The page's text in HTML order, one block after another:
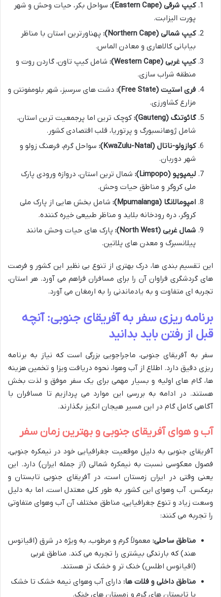
کیپ شرقی (Eastern Cape):
سواحل بکر، حیات وحش و شهر
پورت الیزابت.
کیپ شمالی (Northern Cape):
پهناورترین استان با مناظر
بیابانی کالاهاری و معادن الماس.
کیپ غربی (Western Cape):
شامل کیپ تاون، گاردن روت و
منطقه شراب سازی.
فری استیت (Free State):
دشت های سرسبز، شهر بلومفونتن و
مزارع کشاورزی.
گائوتنگ (Gauteng):
کوچک ترین اما پرجمعیت ترین استان،
شامل ژوهانسبورگ و پرتوریا، قلب اقتصادی کشور.
کوازولو-ناتال (KwaZulu-Natal):
سواحل گرم، فرهنگ زولو و
شهر دوربان.
لیمپوپو (Limpopo):
شمال ترین استان، دروازه ورودی پارک
ملی کروگر و مناطق حیات وحش.
امپومالانگا (Mpumalanga):
شامل بخش هایی از پارک ملی
کروگر، دره رودخانه بلاید و مناظر طبیعی خیره کننده.
شمال غربی (North West):
پارک های حیات وحش مانند
پیلانسبرگ و معدن های پلاتین.
این تقسیم بندی ها، درک بهتری از تنوع بی نظیر این کشور و فرصت
های گردشگری فراوان آن را برای مسافران فراهم می آورد. هر استان،
تجربه ای متفاوت و به یادماندنی را به ارمغان می آورد.
برنامه ریزی سفر به آفریقای جنوبی: آنچه
قبل از رفتن باید بدانید
سفر به آفریقای جنوبی، ماجراجویی بزرگی است که نیاز به برنامه
ریزی دقیق دارد. اطلاع از آب وهوا، نحوه دریافت ویزا و تخمین هزینه
ها، گام های اولیه و بسیار مهمی برای یک سفر موفق و لذت بخش
هستند. در ادامه به بررسی این موارد می پردازیم تا مسافران با
آگاهی کامل گام در این مسیر هیجان انگیز بگذارند.
آب و هوای آفریقای جنوبی و بهترین زمان سفر
آفریقای جنوبی به دلیل موقعیت جغرافیایی خود در نیمکره جنوبی،
فصول معکوسی نسبت به نیمکره شمالی (از جمله ایران) دارد. این
یعنی وقتی در ایران زمستان است، در آفریقای جنوبی تابستان و
برعکس. آب وهوای این کشور به طور کلی معتدل است، اما به دلیل
وسعت زیاد و تنوع جغرافیایی، مناطق مختلف آن آب وهوای متفاوتی
را تجربه می کنند:
مناطق ساحلی: معمولاً گرم و مرطوب، به ویژه در شرق (اقیانوس
هند) که بارندگی بیشتری را تجربه می کند. مناطق غربی
(اقیانوس اطلس) خنک تر و خشک تر هستند.
مناطق داخلی و فلات ها: دارای آب وهوای نیمه خشک تا خشک
با تابستان های گرم و زمستان های خنک.